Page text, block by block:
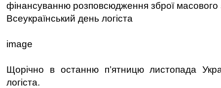
фінансуванню розповсюдження зброї
Всеукраїнський день логіста
image
Щорічно в останню п’ятницю листопада
логіста.